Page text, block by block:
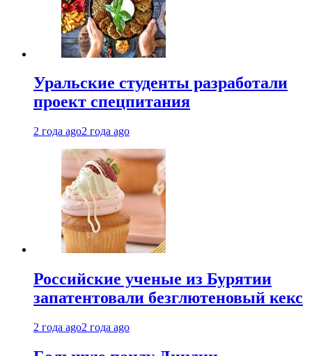
Уральские студенты разработали
проект спецпитания
2 года ago2 года ago
Российские ученые из Бурятии
запатентовали безглютеновый кекс
2 года ago2 года ago